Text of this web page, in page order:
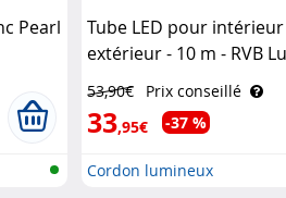
Pearl
Tube LED pour
extérieur - 10 m - RVB
53,90€ Prix conseillé
33,95€ -37 %
Cordon lumineux